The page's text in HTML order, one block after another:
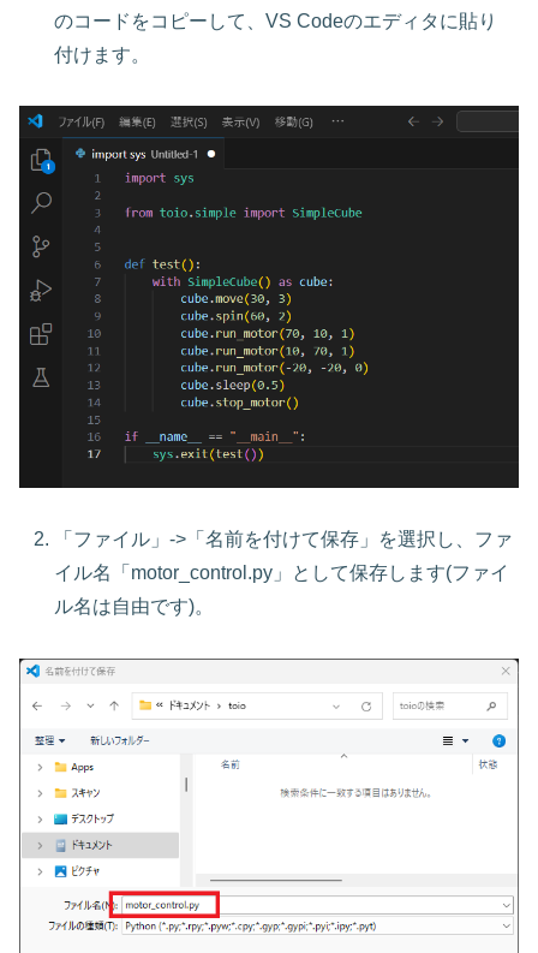
のコードをコピーして、VS Codeのエディタに貼り
付けます。
「ファイル」->「名前を付けて保存」を選択し、ファ
イル名「motor_control.py」として保存します(ファイ
ル名は自由です)。